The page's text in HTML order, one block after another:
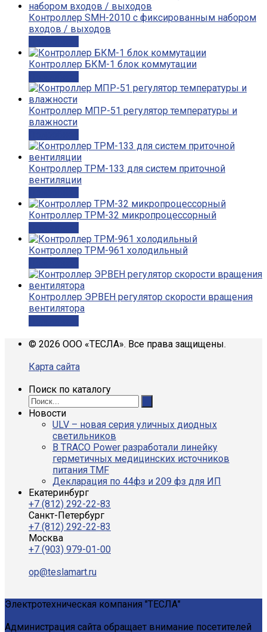
Контроллер SMH-2010 с фиксированным набором
входов / выходов
Контроллер БКМ-1 блок коммутации
Контроллер МПР-51 регулятор температуры и
влажности
Контроллер ТРМ-133 для систем приточной
вентиляции
Контроллер ТРМ-32 микропроцессорный
Контроллер ТРМ-961 холодильный
Контроллер ЭРВЕН регулятор скорости вращения
вентилятора
© 2026 ООО «ТЕСЛА». Все права защищены.
Карта сайта
Поиск по каталогу
Новости
ULV – новая серия уличных диодных
светильников
В TRACO Power разработали линейку
герметичных медицинских источников
питания TMF
Декларация по 44фз и 209 фз для ИП
Екатеринбург
+7 (812) 292-22-83
Санкт-Петербург
+7 (812) 292-22-83
Москва
+7 (903) 979-01-00
op@teslamart.ru
Электротехническая компания "ТЕСЛА"
Администрация сайта обращает внимание посетителей